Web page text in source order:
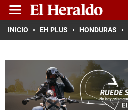
INICIO EH PLUS HONDURAS